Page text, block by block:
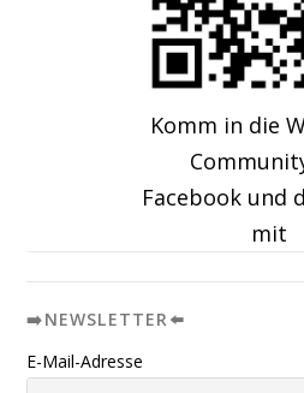
Komm in die
Facebook und
mit
➡️NEWSLETTER⬅️
E-Mail-Adresse